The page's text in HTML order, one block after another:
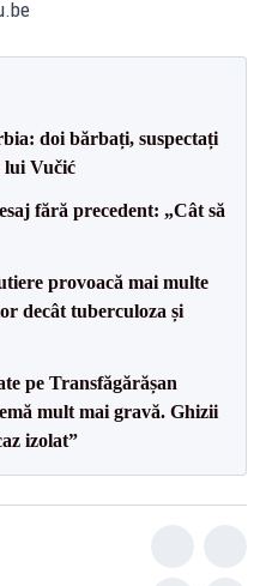
doi bărbați, suspectați
lui Vučić
fără precedent: „Cât să
provoacă mai multe
decât tuberculoza și
pe Transfăgărășan
mult mai gravă. Ghizii
izolat”